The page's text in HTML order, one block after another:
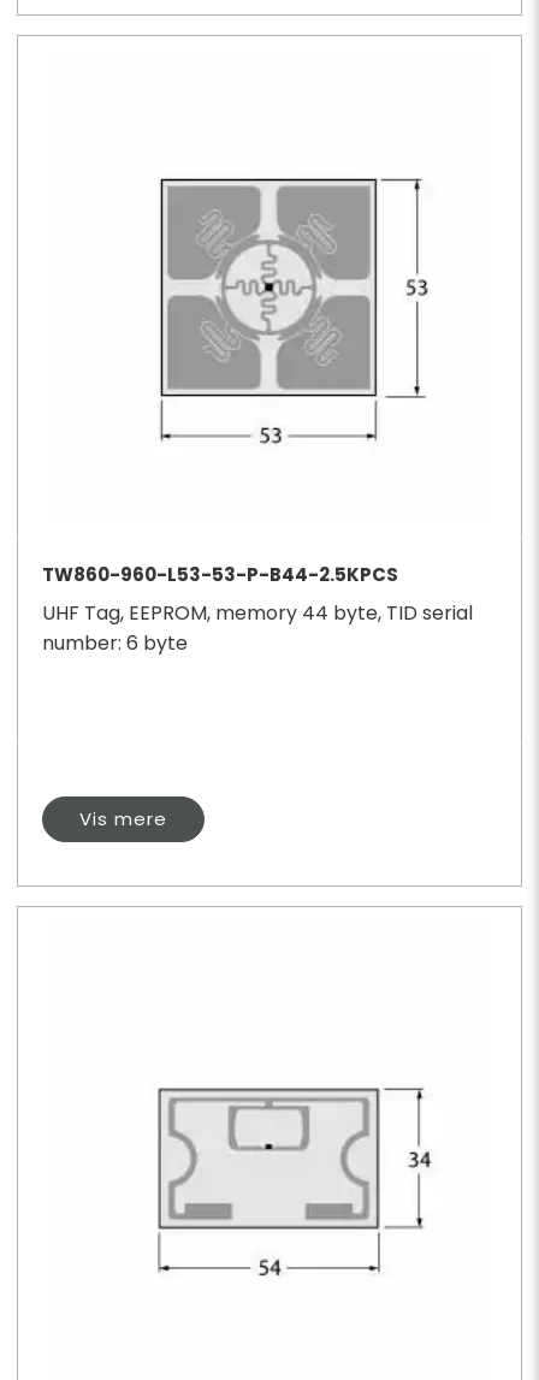
TW860-960-L53-53-P-B44-2.5KPCS
UHF Tag, EEPROM, memory 44 byte, TID serial
number: 6 byte
Vis mere